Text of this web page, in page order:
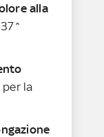
alla
per la